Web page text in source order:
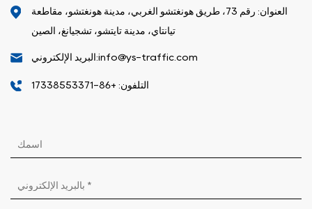
العنوان: رقم 73، طريق هونغتشو الغربي، مدينة هونغتشو، مقاطعة
تيانتاي، مدينة تايتشو، تشجيانغ، الصين
البريد الإلكتروني:info@ys-traffic.com
التلفون: +86-17338553371